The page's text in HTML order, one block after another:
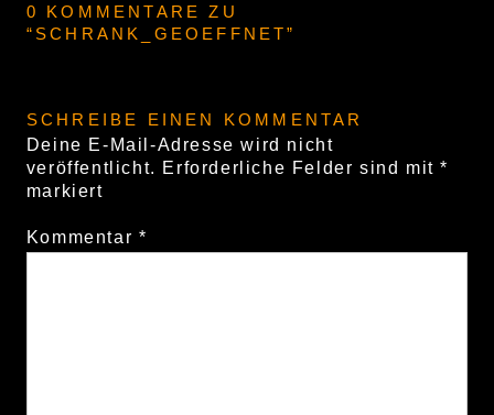
0 KOMMENTARE ZU
“ SCHRANK_GEOEFFNET”
SCHREIBE EINEN KOMMENTAR
Deine E-Mail-Adresse wird nicht
veröffentlicht. Erforderliche Felder sind mit*
markiert
Kommentar *